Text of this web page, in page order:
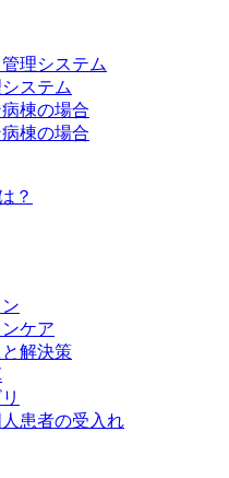
理システム
ステム
棟の場合
棟の場合
？
ケア
解決策
患者の受入れ